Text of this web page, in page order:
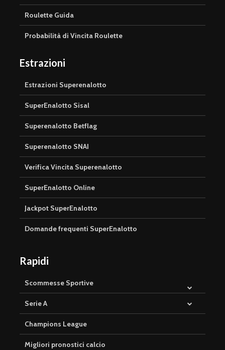
Roulette Guida
Probabilità di Vincita Roulette
Estrazioni
Estrazioni Superenalotto
SuperEnalotto Sisal
Superenalotto Betflag
Superenalotto SNAI
Verifica Vincita Superenalotto
SuperEnalotto Online
Jackpot SuperEnalotto
Domande frequenti SuperEnalotto
Rapidi
Scommesse Sportive
Serie A
Champions League
Migliori pronostici calcio